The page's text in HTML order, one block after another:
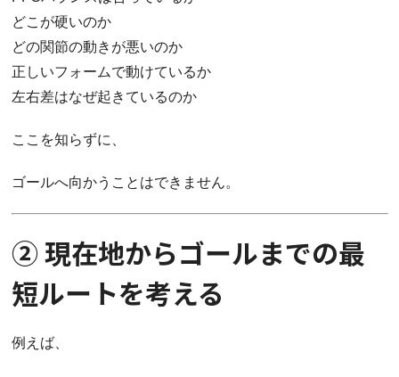
どこが硬いのか
どの関節の動きが悪いのか
正しいフォームで動けているか
左右差はなぜ起きているのか
ここを知らずに、
ゴールへ向かうことはできません。
② 現在地からゴールまでの最
短ルートを考える
例えば、